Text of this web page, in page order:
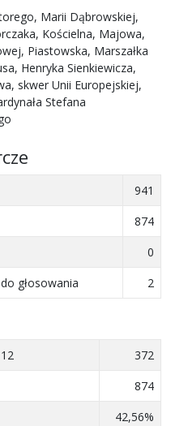
Marii Dąbrowskiej,
Kościelna, Majowa,
Piastowska, Marszałka
Henryka Sienkiewicza,
skwer Unii Europejskiej,
Stefana
941
874
0
głosowania
2
372
874
42,56%